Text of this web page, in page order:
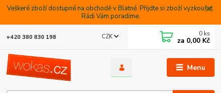
Veškeré zboží dostupné na obchodě v Blatné. Přijdte si zboží vyzkoušet.
Rádi Vám poradíme.
Menu
CZK
+420 380 830 198 0 ks
za 0,00 Kč